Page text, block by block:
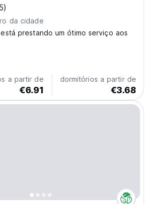
da cidade
prestando um ótimo serviço aos
a partir de
€6.91
dormitórios a partir de
€3.68